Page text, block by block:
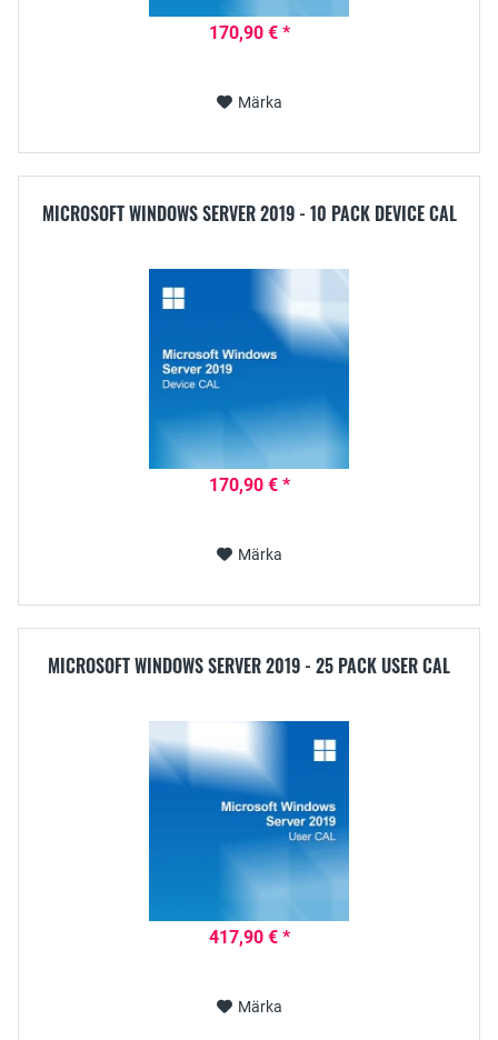
170,90 € *
Märka
MICROSOFT WINDOWS SERVER 2019 - 10 PACK DEVICE CAL
170,90 € *
Märka
MICROSOFT WINDOWS SERVER 2019 - 25 PACK USER CAL
417,90 € *
Märka